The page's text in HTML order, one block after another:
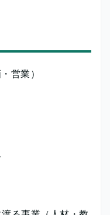
営業）